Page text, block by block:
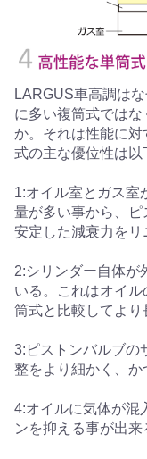
LARGUS車高調は
に多い複筒式では
か。それは性能に
式の主な優位性は以
1:オイル室とガス室
量が多い事から、
安定した減衰力をリ
2:シリンダー自体が
いる。これはオイ
筒式と比較してより
3:ピストンバルブの
整をより細かく、か
4:オイルに気体が混
ンを抑える事が出来